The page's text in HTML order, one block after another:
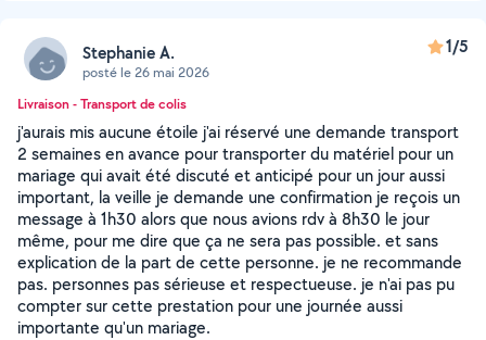
Stephanie A.
posté le 26 mai 2026
1/5
Livraison - Transport de colis
j'aurais mis aucune étoile j'ai réservé une demande transport
2 semaines en avance pour transporter du matériel pour un
mariage qui avait été discuté et anticipé pour un jour aussi
important, la veille je demande une confirmation je reçois un
message à 1h30 alors que nous avions rdv à 8h30 le jour
même, pour me dire que ça ne sera pas possible. et sans
explication de la part de cette personne. je ne recommande
pas. personnes pas sérieuse et respectueuse. je n'ai pas pu
compter sur cette prestation pour une journée aussi
importante qu'un mariage.